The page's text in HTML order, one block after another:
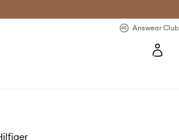
Answear Club